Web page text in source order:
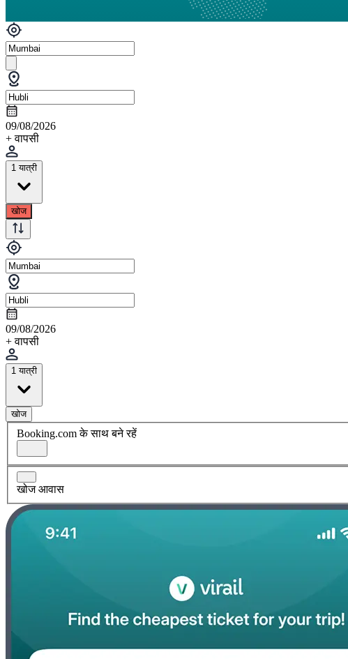
09/08/2026
+ वापसी
1 यात्री
खोज
09/08/2026
+ वापसी
1 यात्री
खोज
Booking.com के साथ बने रहें
खोज आवास